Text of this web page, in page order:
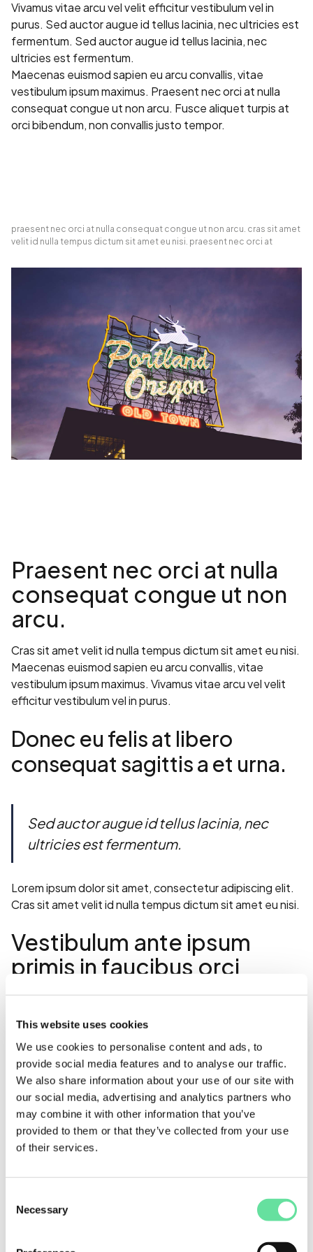
This website uses cookies
We use cookies to personalise content and ads, to
provide social media features and to analyse our traffic.
We also share information about your use of our site with
our social media, advertising and analytics partners who
may combine it with other information that you’ve
provided to them or that they’ve collected from your use
of their services.
Selection
Necessary
Vivamus vitae arcu vel velit efficitur vestibulum vel in
purus. Sed auctor augue id tellus lacinia, nec ultricies est
fermentum. Sed auctor augue id tellus lacinia, nec
ultricies est fermentum.
Maecenas euismod sapien eu arcu convallis, vitae
vestibulum ipsum maximus. Praesent nec orci at nulla
consequat congue ut non arcu. Fusce aliquet turpis at
orci bibendum, non convallis justo tempor.
praesent nec orci at nulla consequat congue ut non arcu. cras sit amet
velit id nulla tempus dictum sit amet eu nisi. praesent nec orci at
Praesent nec orci at nulla
consequat congue ut non
arcu.
Cras sit amet velit id nulla tempus dictum sit amet eu nisi.
Maecenas euismod sapien eu arcu convallis, vitae
vestibulum ipsum maximus. Vivamus vitae arcu vel velit
efficitur vestibulum vel in purus.
Donec eu felis at libero
consequat sagittis a et urna.
Sed auctor augue id tellus lacinia, nec
ultricies est fermentum.
Lorem ipsum dolor sit amet, consectetur adipiscing elit.
Cras sit amet velit id nulla tempus dictum sit amet eu nisi.
Vestibulum ante ipsum
primis in faucibus orci
luctus et ultrices posuere
cubilia curae.
Integer rutrum ante et nunc venenatis, id ultricies risus
ultricies.
Praesent nec orci at nulla
consequat congue ut non
arcu.
Sed auctor augue id tellus lacinia, nec